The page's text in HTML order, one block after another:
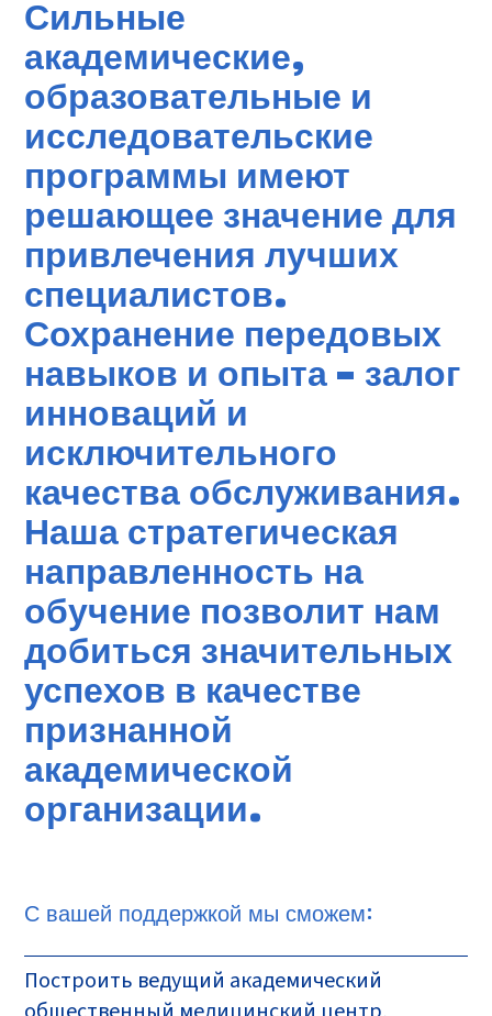
Сильные
академические,
образовательные и
исследовательские
программы имеют
решающее значение для
привлечения лучших
специалистов.
Сохранение передовых
навыков и опыта - залог
инноваций и
исключительного
качества обслуживания.
Наша стратегическая
направленность на
обучение позволит нам
добиться значительных
успехов в качестве
признанной
академической
организации.
С вашей поддержкой мы сможем:
Построить ведущий академический